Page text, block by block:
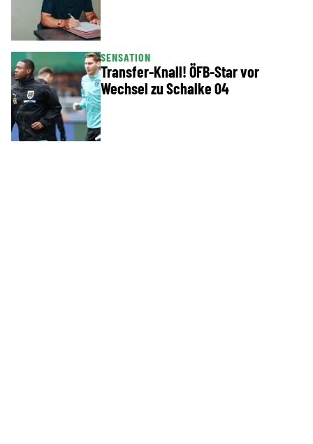
SENSATION
Transfer-Knall! ÖFB-Star vor
Wechsel zu Schalke 04